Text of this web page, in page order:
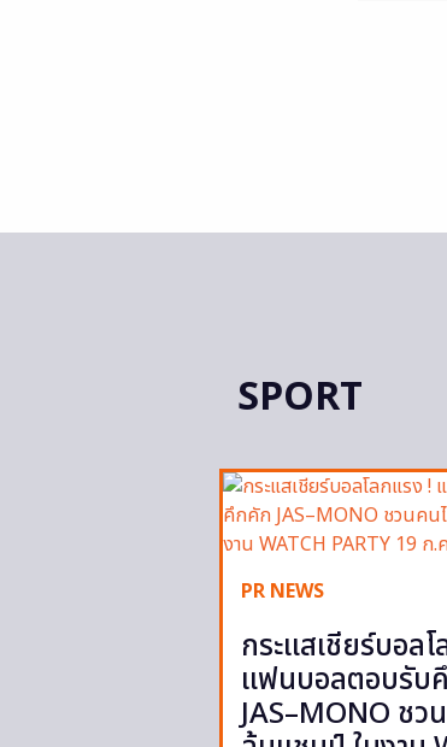
SPORT
PR NEWS
กระแสเชียร์บอล
แฟนบอลตอบรับ
JAS–MONO ชว